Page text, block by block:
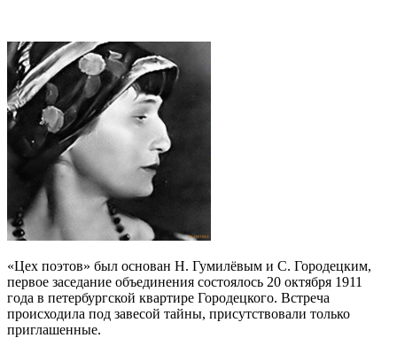
«Цех поэтов» был основан Н. Гумилёвым и С. Городецким,
первое заседание объединения состоялось 20 октября 1911
года в петербургской квартире Городецкого. Встреча
происходила под завесой тайны, присутствовали только
приглашенные.